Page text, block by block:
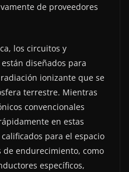
de proveedores
los circuitos y
diseñados para
ionizante que se
terrestre. Mientras
convencionales
en estas
para el espacio
de endurecimiento, como
específicos,